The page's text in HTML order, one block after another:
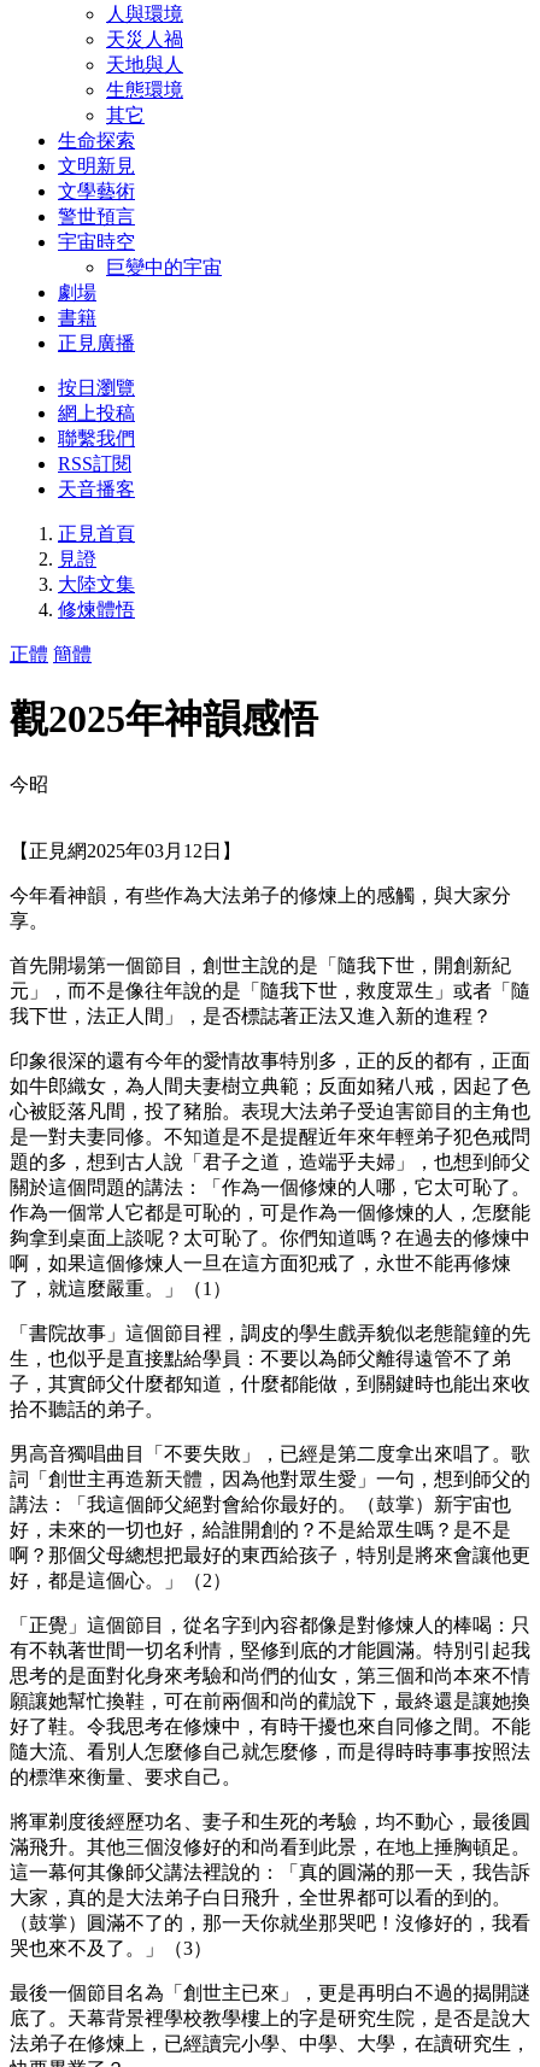
人與環境
天災人禍
天地與人
生態環境
其它
生命探索
文明新見
文學藝術
警世預言
宇宙時空
巨變中的宇宙
劇場
書籍
正見廣播
按日瀏覽
網上投稿
聯繫我們
RSS訂閱
天音播客
正見首頁
見證
大陸文集
修煉體悟
正體 簡體
觀2025年神韻感悟
今昭
【正見網2025年03月12日】
今年看神韻，有些作為大法弟子的修煉上的感觸，與大家分
享。
首先開場第一個節目，創世主說的是「隨我下世，開創新紀
元」，而不是像往年說的是「隨我下世，救度眾生」或者「隨
我下世，法正人間」，是否標誌著正法又進入新的進程？
印象很深的還有今年的愛情故事特別多，正的反的都有，正面
如牛郎織女，為人間夫妻樹立典範；反面如豬八戒，因起了色
心被貶落凡間，投了豬胎。表現大法弟子受迫害節目的主角也
是一對夫妻同修。不知道是不是提醒近年來年輕弟子犯色戒問
題的多，想到古人說「君子之道，造端乎夫婦」，也想到師父
關於這個問題的講法：「作為一個修煉的人哪，它太可恥了。
作為一個常人它都是可恥的，可是作為一個修煉的人，怎麼能
夠拿到桌面上談呢？太可恥了。你們知道嗎？在過去的修煉中
啊，如果這個修煉人一旦在這方面犯戒了，永世不能再修煉
了，就這麼嚴重。」（1）
「書院故事」這個節目裡，調皮的學生戲弄貌似老態龍鐘的先
生，也似乎是直接點給學員：不要以為師父離得遠管不了弟
子，其實師父什麼都知道，什麼都能做，到關鍵時也能出來收
拾不聽話的弟子。
男高音獨唱曲目「不要失敗」，已經是第二度拿出來唱了。歌
詞「創世主再造新天體，因為他對眾生愛」一句，想到師父的
講法：「我這個師父絕對會給你最好的。（鼓掌）新宇宙也
好，未來的一切也好，給誰開創的？不是給眾生嗎？是不是
啊？那個父母總想把最好的東西給孩子，特別是將來會讓他更
好，都是這個心。」（2）
「正覺」這個節目，從名字到內容都像是對修煉人的棒喝：只
有不執著世間一切名利情，堅修到底的才能圓滿。特別引起我
思考的是面對化身來考驗和尚們的仙女，第三個和尚本來不情
願讓她幫忙換鞋，可在前兩個和尚的勸說下，最終還是讓她換
好了鞋。令我思考在修煉中，有時干擾也來自同修之間。不能
隨大流、看別人怎麼修自己就怎麼修，而是得時時事事按照法
的標準來衡量、要求自己。
將軍剃度後經歷功名、妻子和生死的考驗，均不動心，最後圓
滿飛升。其他三個沒修好的和尚看到此景，在地上捶胸頓足。
這一幕何其像師父講法裡說的：「真的圓滿的那一天，我告訴
大家，真的是大法弟子白日飛升，全世界都可以看的到的。
（鼓掌）圓滿不了的，那一天你就坐那哭吧！沒修好的，我看
哭也來不及了。」（3）
最後一個節目名為「創世主已來」，更是再明白不過的揭開謎
底了。天幕背景裡學校教學樓上的字是研究生院，是否是說大
法弟子在修煉上，已經讀完小學、中學、大學，在讀研究生，